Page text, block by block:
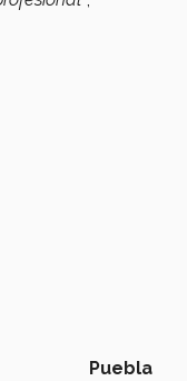
Puebla